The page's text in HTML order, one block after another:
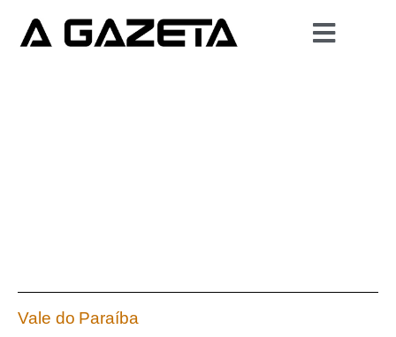
Vale do Paraíba